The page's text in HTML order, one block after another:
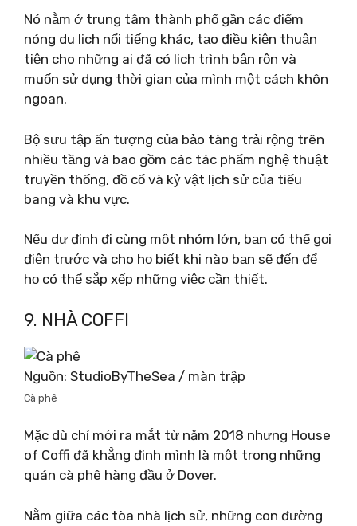
Nó nằm ở trung tâm thành phố gần các điểm
nóng du lịch nổi tiếng khác, tạo điều kiện thuận
tiện cho những ai đã có lịch trình bận rộn và
muốn sử dụng thời gian của mình một cách khôn
ngoan.
Bộ sưu tập ấn tượng của bảo tàng trải rộng trên
nhiều tầng và bao gồm các tác phẩm nghệ thuật
truyền thống, đồ cổ và kỷ vật lịch sử của tiểu
bang và khu vực.
Nếu dự định đi cùng một nhóm lớn, bạn có thể gọi
điện trước và cho họ biết khi nào bạn sẽ đến để
họ có thể sắp xếp những việc cần thiết.
9. NHÀ COFFI
Nguồn: StudioByTheSea / màn trập
Cà phê
Mặc dù chỉ mới ra mắt từ năm 2018 nhưng House
of Coffi đã khẳng định mình là một trong những
quán cà phê hàng đầu ở Dover.
Nằm giữa các tòa nhà lịch sử, những con đường